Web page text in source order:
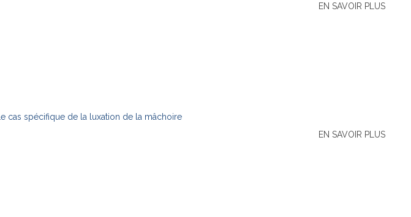
EN SAVOIR PLUS
Le cas spécifique de la luxation de la mâchoire
EN SAVOIR PLUS